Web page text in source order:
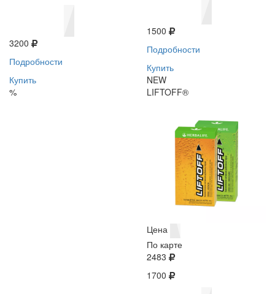
3200
Подробности
Купить
%
1500
Подробности
Купить
NEW
LIFTOFF®
Цена
По карте
2483
1700